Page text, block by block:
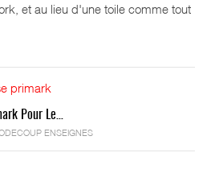
et au lieu d'une toile comme tout
Pour Le…
ENSEIGNES